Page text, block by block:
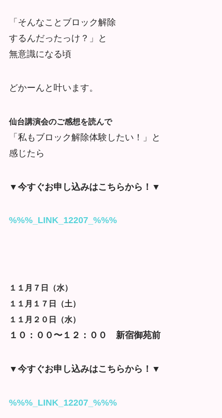
「そんなことブロック解除
するんだったっけ？」と
無意識になる頃
どかーんと叶います。
仙台講演会のご感想を読んで
「私もブロック解除体験したい！」と
感じたら
▼今すぐお申し込みはこちらから！▼
%%%_LINK_12207_%%%
１１月７日（水）
１１月１７日（土）
１１月２０日（水）
１０：００〜１２：００ 新宿御苑前
▼今すぐお申し込みはこちらから！▼
%%%_LINK_12207_%%%